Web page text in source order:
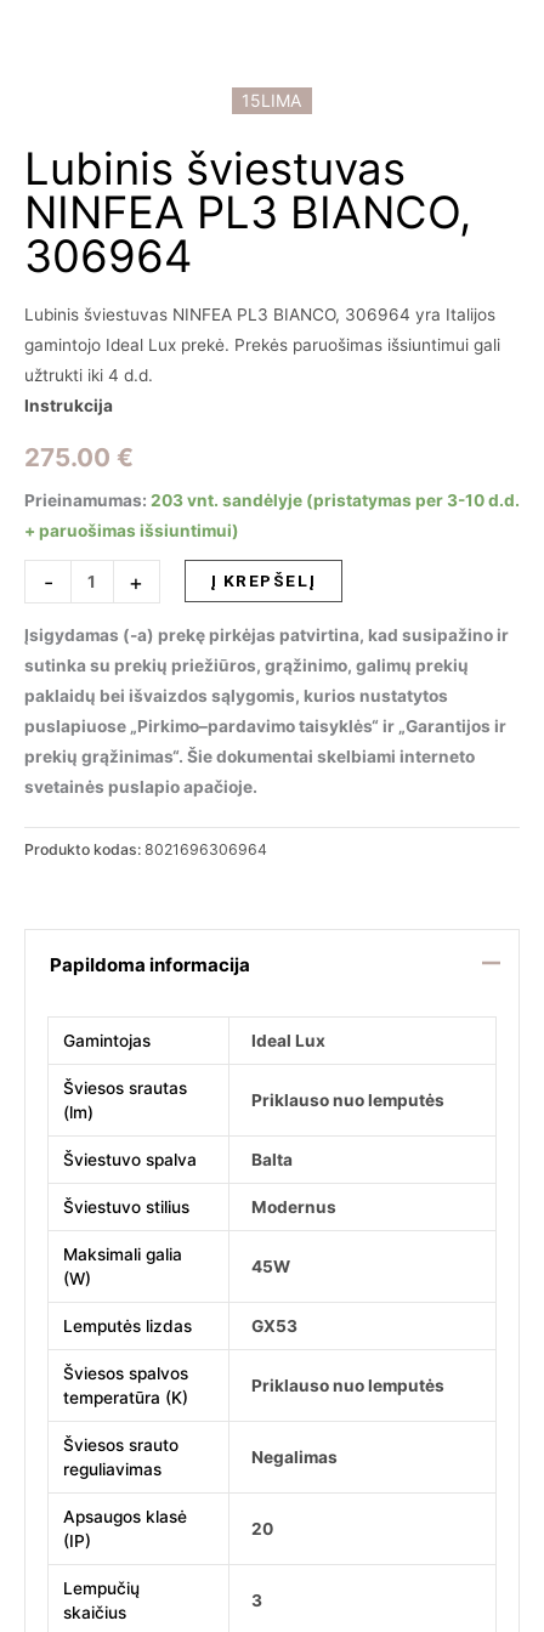
15LIMA
Lubinis šviestuvas
NINFEA PL3 BIANCO,
306964
Lubinis šviestuvas NINFEA PL3 BIANCO, 306964 yra Italijos
gamintojo Ideal Lux prekė. Prekės paruošimas išsiuntimui gali
užtrukti iki 4 d.d.
Instrukcija
275.00 €
Prieinamumas: 203 vnt. sandėlyje (pristatymas per 3-10 d.d.
+ paruošimas išsiuntimui)
-
produkto
kiekis:
Lubinis
šviestuvas
NINFEA
PL3
BIANCO,
306964
+ Į KREPŠELĮ
Įsigydamas (-a) prekę pirkėjas patvirtina, kad susipažino ir
sutinka su prekių priežiūros, grąžinimo, galimų prekių
paklaidų bei išvaizdos sąlygomis, kurios nustatytos
puslapiuose „Pirkimo–pardavimo taisyklės“ ir „Garantijos ir
prekių grąžinimas“. Šie dokumentai skelbiami interneto
svetainės puslapio apačioje.
Produkto kodas: 8021696306964
Papildoma informacija
Gamintojas Ideal Lux
Šviesos srautas
(lm)
Priklauso nuo lemputės
Šviestuvo spalva Balta
Šviestuvo stilius Modernus
Maksimali galia
(W)
45W
Lemputės lizdas GX53
Šviesos spalvos
temperatūra (K)
Priklauso nuo lemputės
Šviesos srauto
reguliavimas
Negalimas
Apsaugos klasė
(IP)
20
Lempučių
skaičius
3